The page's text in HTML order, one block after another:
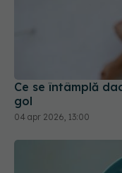
Ce se întâmplă
gol
04 apr 2026, 13:00